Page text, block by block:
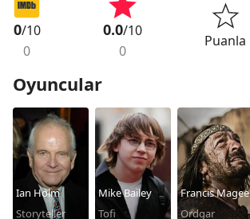
0/10
0
0.0/10
0
Puanla
Oyuncular
Ian Holm
Storyteller
Mike Bailey
Tofi
Francis Magee
Ordgar